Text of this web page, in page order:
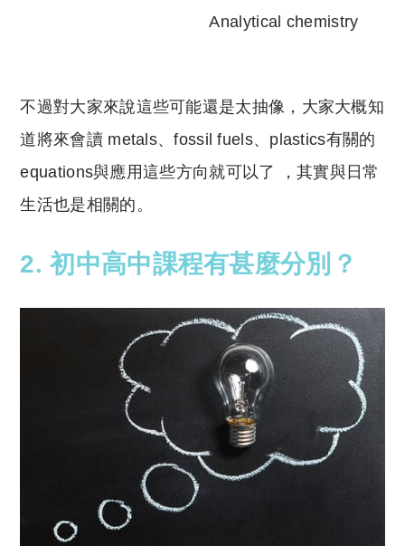
Analytical chemistry
不過對大家來說這些可能還是太抽像，大家大概知
道將來會讀 metals、fossil fuels、plastics有關的
equations與應用這些方向就可以了 ，其實與日常
生活也是相關的。
2. 初中高中課程有甚麼分別？